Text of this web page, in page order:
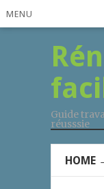
MENU
Guide
réusssie
HOME